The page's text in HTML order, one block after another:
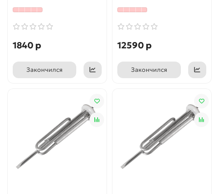
1840 р
Закончился
12590 р
Закончился